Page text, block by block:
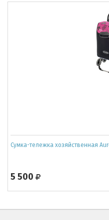
Сумка-тележка хозяйственная
5 500